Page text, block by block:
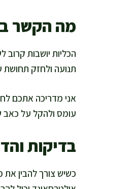
מה הקשר
הכליות יושבות
תנועה ולחזק
אני מדריכה אתכם
עומס ולהקל על כאב
בדיקות